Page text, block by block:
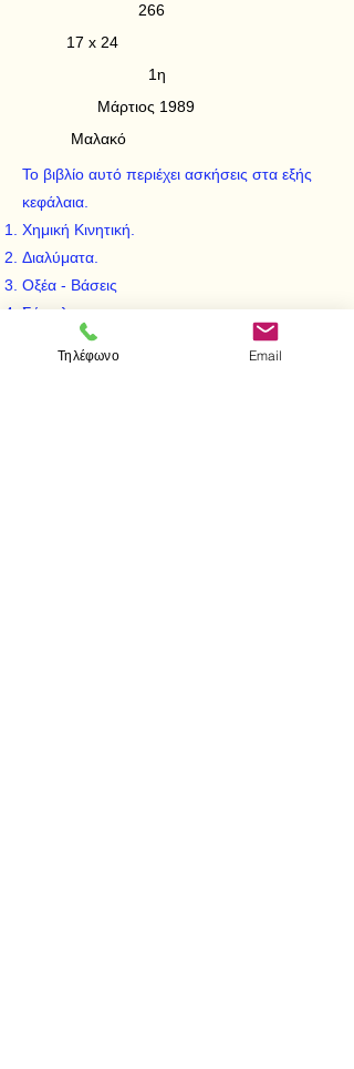
266
17 x 24
1η
Μάρτιος 1989
Μαλακό
Το βιβλίο αυτό περιέχει ασκήσεις στα εξής
κεφάλαια.
Χημική Κινητική.
Διαλύματα.
Οξέα - Βάσεις
Σύμπλοκα.
Οξειδοναναγωγή.
Τηλέφωνο Email